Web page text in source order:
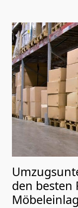
den besten